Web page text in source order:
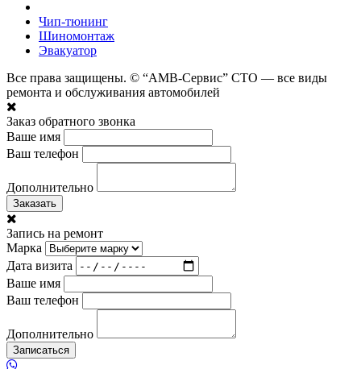
Чип-тюнинг
Шиномонтаж
Эвакуатор
Все права защищены. © “АМВ-Сервис” СТО — все виды
ремонта и обслуживания автомобилей
Заказ обратного звонка
Ваше имя
Ваш телефон
Дополнительно
Заказать
Запись на ремонт
Марка
Дата визита
Ваше имя
Ваш телефон
Дополнительно
Записаться